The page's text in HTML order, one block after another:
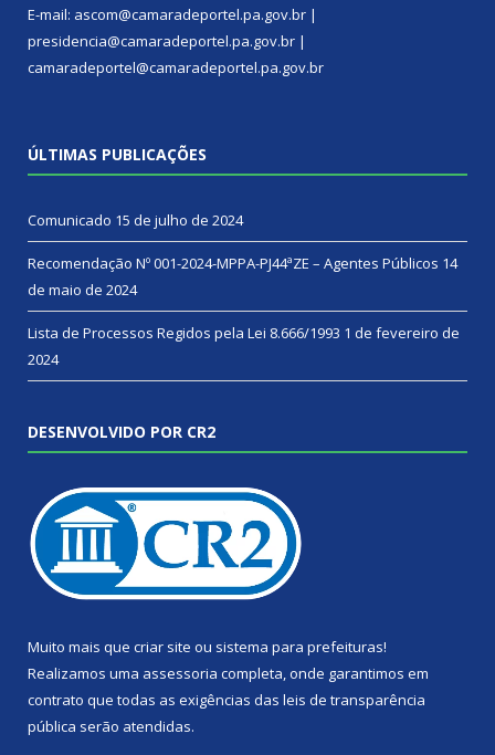
E-mail: ascom@camaradeportel.pa.gov.br |
presidencia@camaradeportel.pa.gov.br |
camaradeportel@camaradeportel.pa.gov.br
ÚLTIMAS PUBLICAÇÕES
Comunicado 15 de julho de 2024
Recomendação Nº 001-2024-MPPA-PJ44ªZE – Agentes Públicos 14
de maio de 2024
Lista de Processos Regidos pela Lei 8.666/1993 1 de fevereiro de
2024
DESENVOLVIDO POR CR2
Muito mais que criar site ou sistema para prefeituras!
Realizamos uma assessoria completa, onde garantimos em
contrato que todas as exigências das leis de transparência
pública serão atendidas.